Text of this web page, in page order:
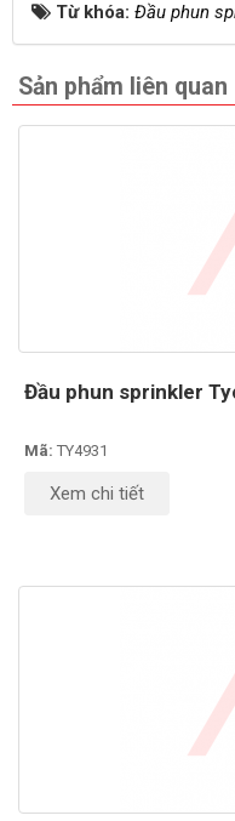
Từ khóa: Đầu phun
Sản phẩm liên quan
Đầu phun sprinkler
Mã: TY4931
Xem chi tiết